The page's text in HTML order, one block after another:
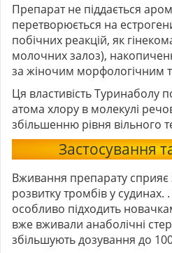
Препарат не піддається
перетворюється на
побічних реакцій, як
молочних залоз),
за жіночим морфологічним
Ця властивість Туринаболу
атома хлору в молекулі
збільшенню рівня вільного
Застосування
Вживання препарату
розвитку тромбів у судинах. .
особливо підходить
вже вживали анаболічні
збільшують дозування до